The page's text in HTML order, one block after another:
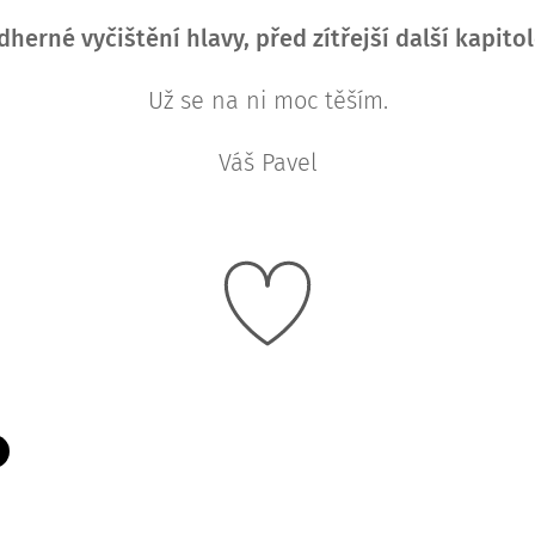
vyčištění hlavy, před zítřejší další
Už se na ni moc těším.
Váš Pavel